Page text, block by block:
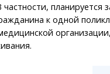
планируется
к одной